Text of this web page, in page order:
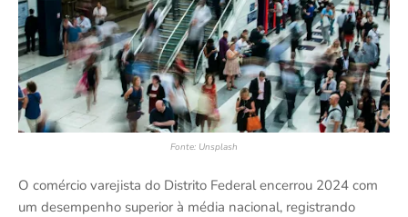
Fonte: Unsplash
O comércio varejista do Distrito Federal encerrou 2024 com
um desempenho superior à média nacional, registrando